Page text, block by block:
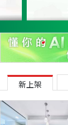
新上架